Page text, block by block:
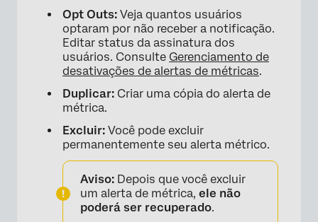
×
Opt Outs: Veja quantos usuários
optaram por não receber a notificação.
Editar status da assinatura dos
usuários. Consulte Gerenciamento de
desativações de alertas de métricas.
Duplicar: Criar uma cópia do alerta de
métrica.
Excluir: Você pode excluir
permanentemente seu alerta métrico.
Aviso: Depois que você excluir
um alerta de métrica, ele não
poderá ser recuperado.